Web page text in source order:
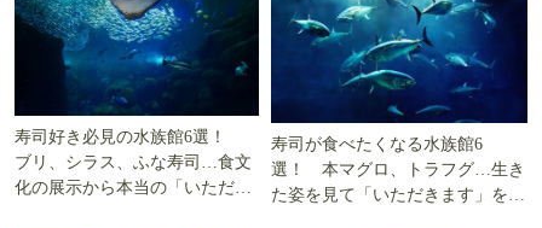
寿司好き必見の水族館6選！
ブリ、シラス、ふな寿司…食文
化の展示から本当の「いただき
寿司が食べたくなる水族館6
選！ 本マグロ、トラフグ…生き
た姿を見て「いただきます」を考